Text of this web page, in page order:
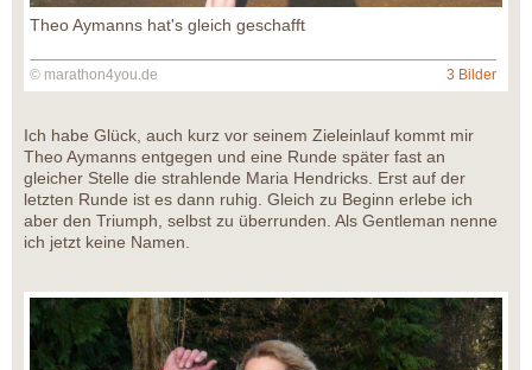
Theo Aymanns hat's gleich geschafft
© marathon4you.de 3 Bilder
Ich habe Glück, auch kurz vor seinem Zieleinlauf kommt mir
Theo Aymanns entgegen und eine Runde später fast an
gleicher Stelle die strahlende Maria Hendricks. Erst auf der
letzten Runde ist es dann ruhig. Gleich zu Beginn erlebe ich
aber den Triumph, selbst zu überrunden. Als Gentleman nenne
ich jetzt keine Namen.